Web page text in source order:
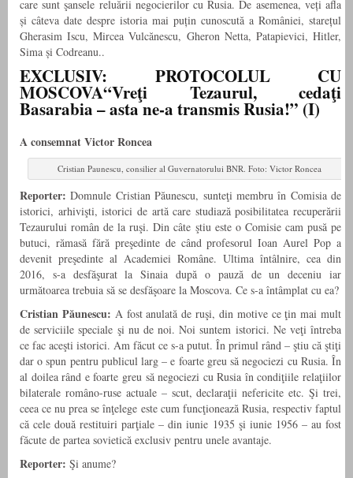
care sunt şansele reluării negocierilor cu Rusia. De asemenea, veți afla
și câteva date despre istoria mai puțin cunoscută a României, starețul
Gherasim Iscu, Mircea Vulcănescu, Gheron Netta, Patapievici, Hitler,
Sima și Codreanu..
EXCLUSIV: PROTOCOLUL CU
MOSCOVA“Vreţi Tezaurul, cedaţi
Basarabia – asta ne-a transmis Rusia!” (I)
A consemnat Victor Roncea
Cristian Paunescu, consilier al Guvernatorului BNR. Foto: Victor Roncea
Reporter: Domnule Cristian Păunescu, sunteţi membru în Comisia de
istorici, arhivişti, istorici de artă care studiază posibilitatea recuperării
Tezaurului român de la ruşi. Din câte ştiu este o Comisie cam pusă pe
butuci, rămasă fără preşedinte de când profesorul Ioan Aurel Pop a
devenit preşedinte al Academiei Române. Ultima întâlnire, cea din
2016, s-a des­făşurat la Sinaia după o pauză de un deceniu iar
următoarea trebuia să se desfăşoare la Moscova. Ce s-a în­tâmplat cu ea?
Cristian Păunescu: A fost anulată de ruşi, din motive ce ţin mai mult
de serviciile speciale şi nu de noi. Noi suntem istorici. Ne veţi întreba
ce fac aceşti istorici. Am făcut ce s-a putut. În primul rând – ştiu că ştiţi
dar o spun pentru publicul larg – e foarte greu să negociezi cu Rusia. În
al doilea rând e foarte greu să negociezi cu Rusia în condiţiile relaţiilor
bilaterale româ­no-ruse actuale – scut, declaraţii nefericite etc. Şi trei,
ceea ce nu prea se înţelege este cum funcţionează Rusia, respectiv faptul
că cele două restituiri parţiale – din iunie 1935 şi iunie 1956 – au fost
făcute de partea sovietică exclusiv pentru unele avantaje.
Reporter: Şi anume?